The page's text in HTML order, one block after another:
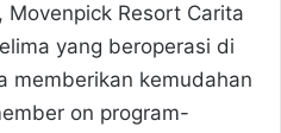
Resort Carita
yang beroperasi di
memberikan kemudahan
on program-